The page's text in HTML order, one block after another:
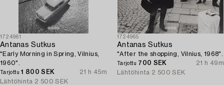
1724961
Antanas Sutkus
"Early Morning in Spring, Vilnius,
1960".
Tarjottu1 800 SEK
21 h 45m
Lähtöhinta 2 500 SEK
1724965
Antanas Sutkus
"After the shopping, Vilnius, 1968".
Tarjottu 700 SEK
21 h 49m
Lähtöhinta 2 500 SEK